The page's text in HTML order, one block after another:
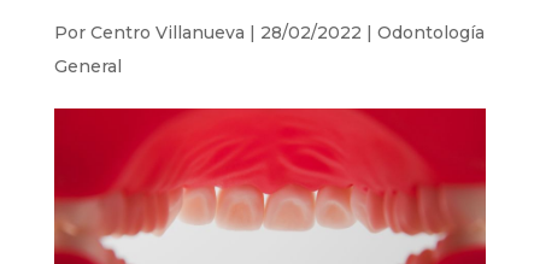
Por Centro Villanueva | 28/02/2022 | Odontología
General